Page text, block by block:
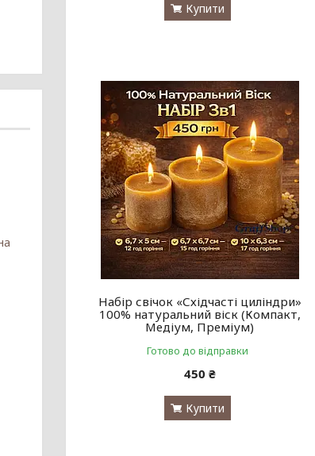
Купити
Набір свічок «Східчасті циліндри»
100% натуральний віск (Компакт,
Медіум, Преміум)
Готово до відправки
450 ₴
Купити